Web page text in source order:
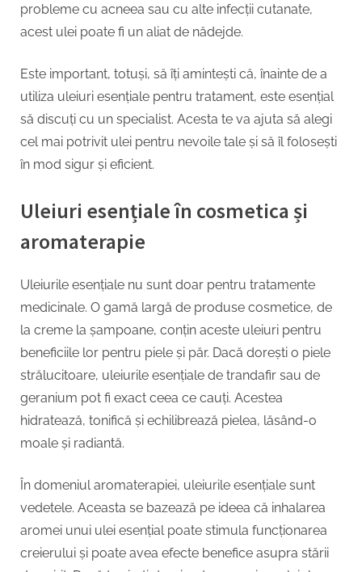
probleme cu acneea sau cu alte infecții cutanate,
acest ulei poate fi un aliat de nădejde.
Este important, totuși, să îți amintești că, înainte de a
utiliza uleiuri esențiale pentru tratament, este esențial
să discuți cu un specialist. Acesta te va ajuta să alegi
cel mai potrivit ulei pentru nevoile tale și să îl folosești
în mod sigur și eficient.
Uleiuri esențiale în cosmetica și
aromaterapie
Uleiurile esențiale nu sunt doar pentru tratamente
medicinale. O gamă largă de produse cosmetice, de
la creme la șampoane, conțin aceste uleiuri pentru
beneficiile lor pentru piele și păr. Dacă dorești o piele
strălucitoare, uleiurile esențiale de trandafir sau de
geranium pot fi exact ceea ce cauți. Acestea
hidratează, tonifică și echilibrează pielea, lăsând-o
moale și radiantă.
În domeniul aromaterapiei, uleiurile esențiale sunt
vedetele. Aceasta se bazează pe ideea că inhalarea
aromei unui ulei esențial poate stimula funcționarea
creierului și poate avea efecte benefice asupra stării